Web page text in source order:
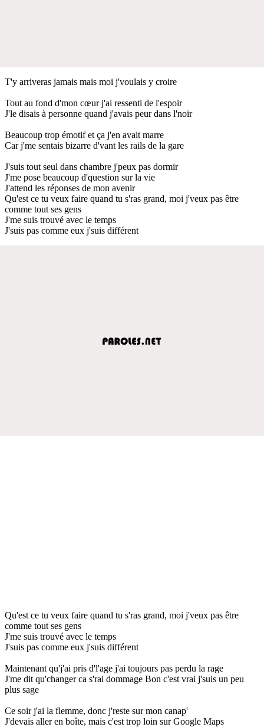
T'y arriveras jamais mais moi j'voulais y croire
Tout au fond d'mon cœur j'ai ressenti de l'espoir
J'le disais à personne quand j'avais peur dans l'noir
Beaucoup trop émotif et ça j'en avait marre
Car j'me sentais bizarre d'vant les rails de la gare
J'suis tout seul dans chambre j'peux pas dormir
J'me pose beaucoup d'question sur la vie
J'attend les réponses de mon avenir
Qu'est ce tu veux faire quand tu s'ras grand, moi j'veux pas être
comme tout ses gens
J'me suis trouvé avec le temps
J'suis pas comme eux j'suis différent
Qu'est ce tu veux faire quand tu s'ras grand, moi j'veux pas être
comme tout ses gens
J'me suis trouvé avec le temps
J'suis pas comme eux j'suis différent
Maintenant qu'j'ai pris d'l'age j'ai toujours pas perdu la rage
J'me dit qu'changer ca s'rai dommage Bon c'est vrai j'suis un peu
plus sage
Ce soir j'ai la flemme, donc j'reste sur mon canap'
J'devais aller en boîte, mais c'est trop loin sur Google Maps